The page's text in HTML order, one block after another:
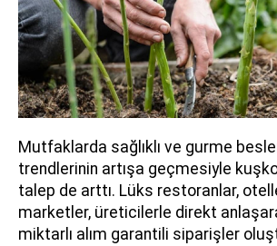
Mutfaklarda sağlıklı ve gurme
trendlerinin artışa geçmesiyle
talep de arttı. Lüks restoranlar,
marketler, üreticilerle direkt
miktarlı alım garantili siparişler